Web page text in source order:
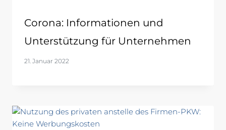
Corona: Informationen und
Unterstützung für Unternehmen
21. Januar 2022